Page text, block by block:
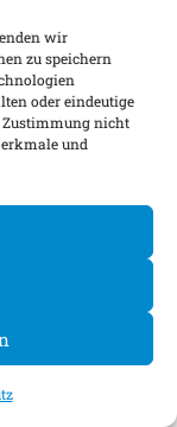
wir
zu speichern
oder eindeutige
Zustimmung nicht
und
Bericht des
hervor.
bei das